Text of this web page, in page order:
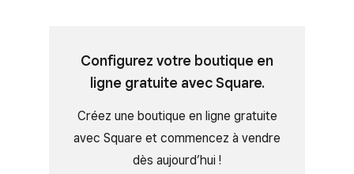
Configurez votre boutique en
ligne gratuite avec Square.
Créez une boutique en ligne gratuite
avec Square et commencez à vendre
dès aujourd’hui !